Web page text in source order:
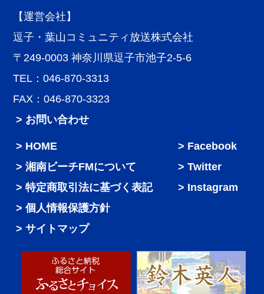
【運営会社】
逗子・葉山コミュニティ放送株式会社
〒249-0003 神奈川県逗子市池子2-5-6
TEL：046-870-3313
FAX：046-870-3323
> お問い合わせ
HOME
湘南ビーチFMについて
特定商取引法に基づく表記
個人情報保護方針
サイトマップ
Facebook
Twitter
Instagram